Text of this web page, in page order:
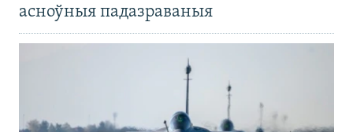
асноўныя падазраваныя